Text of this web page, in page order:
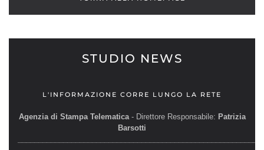
STUDIO NEWS
L'INFORMAZIONE CORRE LUNGO LA RETE
Agenzia di Stampa Telematica- Direttore Responsabile: Patrizia
Barsotti